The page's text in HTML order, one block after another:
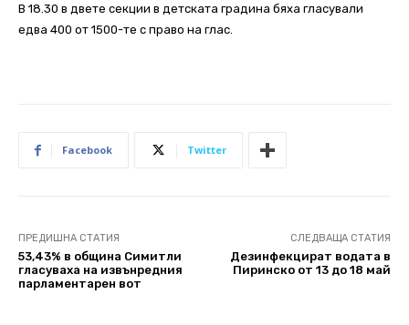
В 18.30 в двете секции в детската градина бяха гласували
едва 400 от 1500-те с право на глас.
Facebook Twitter
ПРЕДИШНА СТАТИЯ
53,43% в община Симитли
гласуваха на извънредния
парламентарен вот
СЛЕДВАЩА СТАТИЯ
Дезинфекцират водата в
Пиринско от 13 до 18 май